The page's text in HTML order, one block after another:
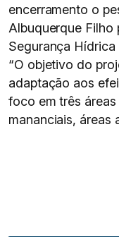
encerramento o
Albuquerque Filho
Segurança Hídrica
“O objetivo do
adaptação aos
foco em três
mananciais, áreas